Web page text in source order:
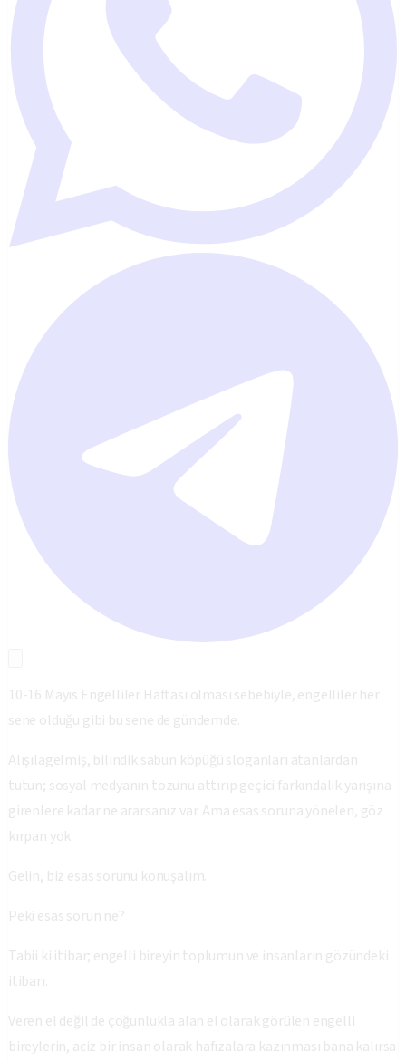
10-16 Mayıs Engelliler Haftası olması sebebiyle, engelliler her
sene olduğu gibi bu sene de gündemde.
Alışılagelmiş, bilindik sabun köpüğü sloganları atanlardan
tutun; sosyal medyanın tozunu attırıp geçici farkındalık yarışına
girenlere kadar ne ararsanız var. Ama esas soruna yönelen, göz
kırpan yok.
Gelin, biz esas sorunu konuşalım.
Peki esas sorun ne?
Tabii ki itibar; engelli bireyin toplumun ve insanların gözündeki
itibarı.
Veren el değil de çoğunlukla alan el olarak görülen engelli
bireylerin, aciz bir insan olarak hafızalara kazınması bana kalırsa